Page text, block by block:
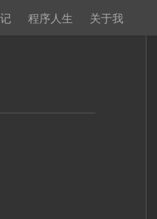
程序人生 关于我